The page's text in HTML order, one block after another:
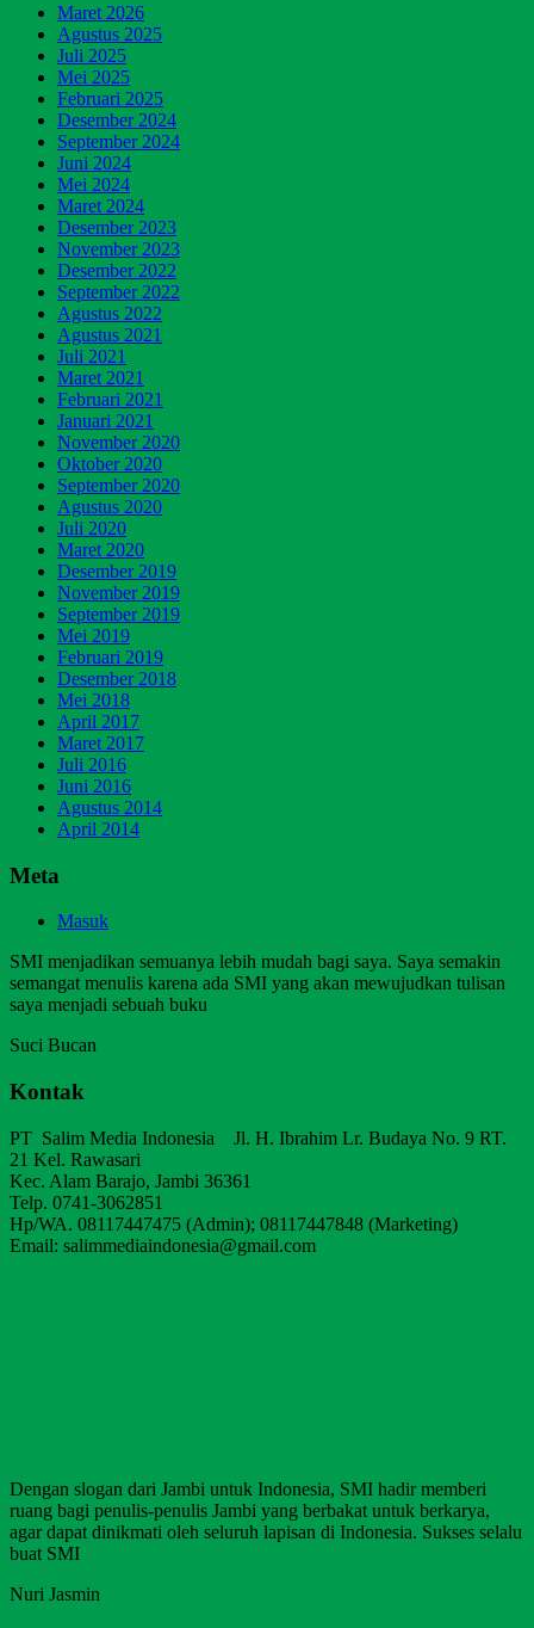
Maret 2026
Agustus 2025
Juli 2025
Mei 2025
Februari 2025
Desember 2024
September 2024
Juni 2024
Mei 2024
Maret 2024
Desember 2023
November 2023
Desember 2022
September 2022
Agustus 2022
Agustus 2021
Juli 2021
Maret 2021
Februari 2021
Januari 2021
November 2020
Oktober 2020
September 2020
Agustus 2020
Juli 2020
Maret 2020
Desember 2019
November 2019
September 2019
Mei 2019
Februari 2019
Desember 2018
Mei 2018
April 2017
Maret 2017
Juli 2016
Juni 2016
Agustus 2014
April 2014
Meta
Masuk
SMI menjadikan semuanya lebih mudah bagi saya. Saya semakin
semangat menulis karena ada SMI yang akan mewujudkan tulisan
saya menjadi sebuah buku
Suci Bucan
Kontak
PT Salim Media Indonesia Jl. H. Ibrahim Lr. Budaya No. 9 RT.
21 Kel. Rawasari
Kec. Alam Barajo, Jambi 36361
Telp. 0741-3062851
Hp/WA. 08117447475 (Admin); 08117447848 (Marketing)
Email: salimmediaindonesia@gmail.com
Dengan slogan dari Jambi untuk Indonesia, SMI hadir memberi
ruang bagi penulis-penulis Jambi yang berbakat untuk berkarya,
agar dapat dinikmati oleh seluruh lapisan di Indonesia. Sukses selalu
buat SMI
Nuri Jasmin